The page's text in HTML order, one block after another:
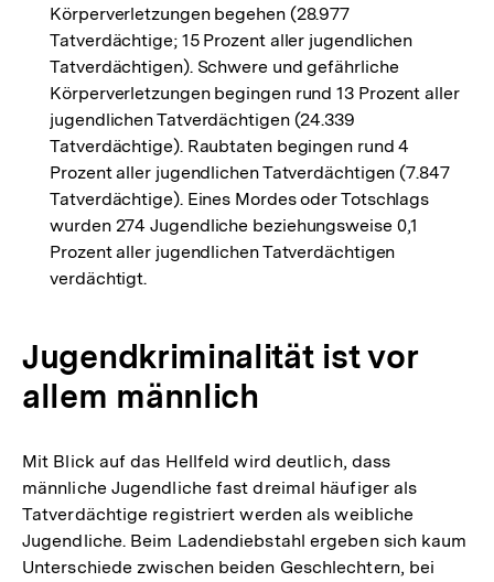
Körperverletzungen begehen (28.977
Tatverdächtige; 15 Prozent aller jugendlichen
Tatverdächtigen). Schwere und gefährliche
Körperverletzungen begingen rund 13 Prozent aller
jugendlichen Tatverdächtigen (24.339
Tatverdächtige). Raubtaten begingen rund 4
Prozent aller jugendlichen Tatverdächtigen (7.847
Tatverdächtige). Eines Mordes oder Totschlags
wurden 274 Jugendliche beziehungsweise 0,1
Prozent aller jugendlichen Tatverdächtigen
verdächtigt.
Jugendkriminalität ist vor
allem männlich
Mit Blick auf das Hellfeld wird deutlich, dass
männliche Jugendliche fast dreimal häufiger als
Tatverdächtige registriert werden als weibliche
Jugendliche. Beim Ladendiebstahl ergeben sich kaum
Unterschiede zwischen beiden Geschlechtern, bei